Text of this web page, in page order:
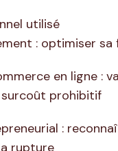
utilisé
: optimiser sa
en ligne :
prohibitif
:
rupture